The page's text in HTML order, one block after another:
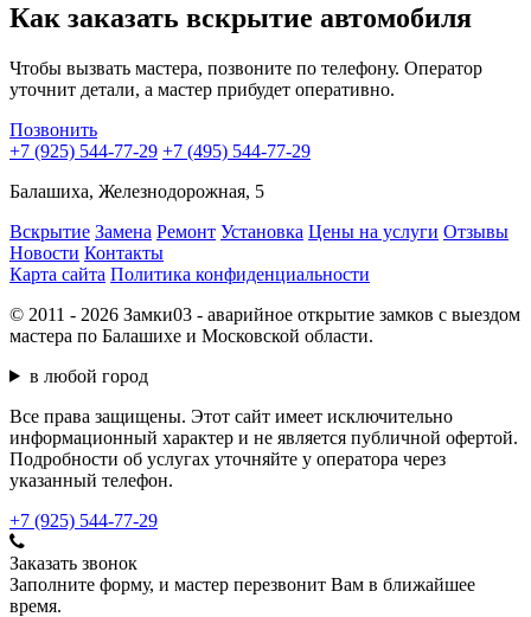
Как заказать вскрытие автомобиля
Чтобы вызвать мастера, позвоните по телефону. Оператор
уточнит детали, а мастер прибудет оперативно.
Позвонить
+7 (925) 544-77-29 +7 (495) 544-77-29
Балашиха, Железнодорожная, 5
Вскрытие Замена Ремонт Установка Цены на услуги Отзывы
Новости Контакты
Карта сайта Политика конфиденциальности
© 2011 - 2026 Замки03 - аварийное открытие замков с выездом
мастера по Балашихе и Московской области.
в любой город
Все права защищены. Этот сайт имеет исключительно
информационный характер и не является публичной офертой.
Подробности об услугах уточняйте у оператора через
указанный телефон.
+7 (925) 544-77-29
Заказать звонок
Заполните форму, и мастер перезвонит Вам в ближайшее
время.